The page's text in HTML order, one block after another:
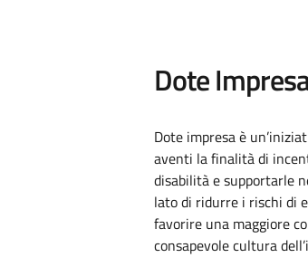
Dote
Dote impresa è
aventi la finalità di
disabilità e supportarle
lato di ridurre i rischi di
favorire una maggiore
consapevole cultura